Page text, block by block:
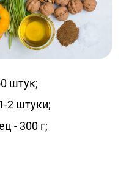
штук;
2 штуки;
- 300 г;